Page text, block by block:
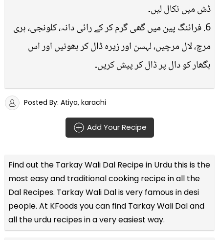
ڈش میں نکال لیں۔
6. فرائنگ پین میں گھی گرم کر کے رائی دانہ، کلونجی، ہری
مرچ، لال مرچیں، لہسن اور زیرہ ڈال کر بھونیں اور اس
بگھار کو دال پر ڈال کر پیش کریں۔
Posted By: Atiya, karachi
Add Your Recipe
Find out the Tarkay Wali Dal Recipe in Urdu this is the
most easy and traditional cooking recipe in all the
Dal Recipes. Tarkay Wali Dal is very famous in desi
people. At KFoods you can find Tarkay Wali Dal and
all theurdu recipesin a very easiest way.